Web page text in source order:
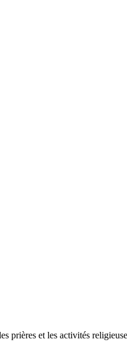
prières et les activités